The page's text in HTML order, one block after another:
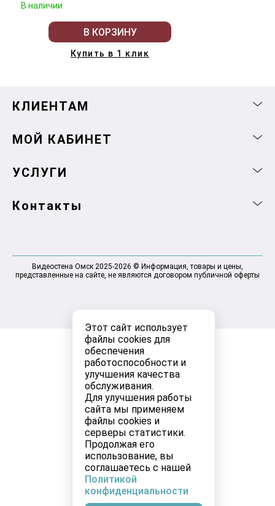
Этот сайт использует
файлы cookies для
обеспечения
работоспособности и
улучшения качества
обслуживания.
Для улучшения работы
сайта мы применяем
файлы cookies и
серверы статистики.
Продолжая его
использование, вы
соглашаетесь с нашей
Политикой
конфиденциальности
В наличии
В КОРЗИНУ
Купить в 1 клик
КЛИЕНТАМ
МОЙ КАБИНЕТ
УСЛУГИ
Контакты
Видеостена Омск 2025-2026 © Информация, товары и цены,
представленные на сайте, не являются договором публичной оферты